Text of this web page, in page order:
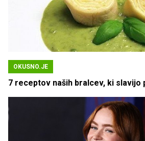
OKUSNO.JE
7 receptov naših bralcev, ki slavijo